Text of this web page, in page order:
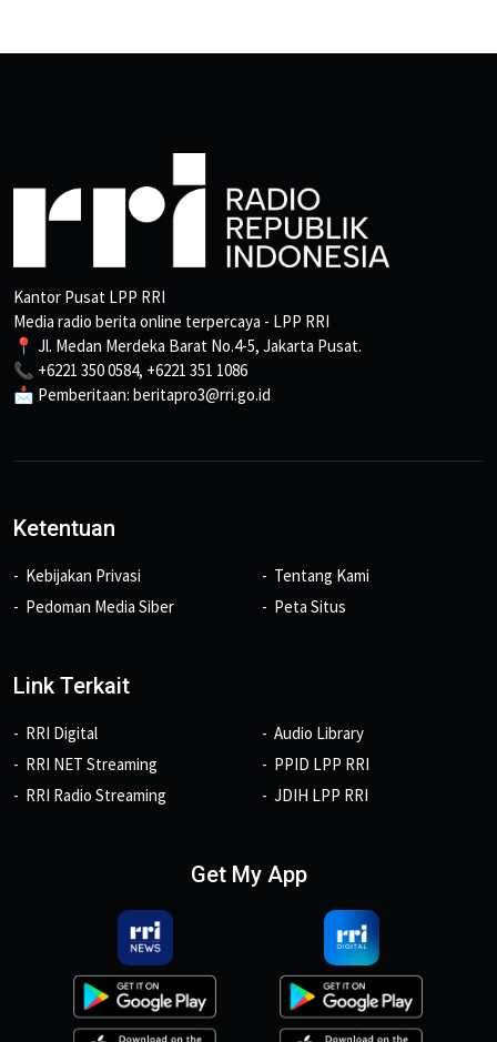
Kantor Pusat LPP RRI
Media radio berita online terpercaya - LPP RRI
📍 Jl. Medan Merdeka Barat No.4-5, Jakarta Pusat.
📞 +6221 350 0584, +6221 351 1086
📩 Pemberitaan: beritapro3@rri.go.id
Ketentuan
Kebijakan Privasi
Pedoman Media Siber
Tentang Kami
Peta Situs
Link Terkait
RRI Digital
RRI NET Streaming
RRI Radio Streaming
Audio Library
PPID LPP RRI
JDIH LPP RRI
Get My App